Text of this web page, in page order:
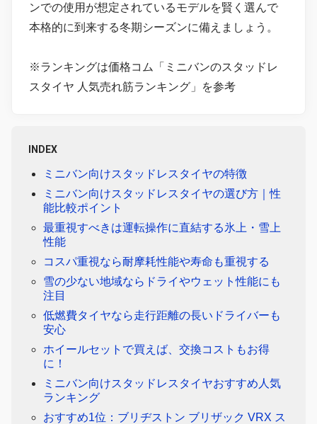
ンでの使用が想定されているモデルを賢く選んで
本格的に到来する冬期シーズンに備えましょう。
※ランキングは価格コム「ミニバンのスタッドレ
スタイヤ 人気売れ筋ランキング」を参考
INDEX
ミニバン向けスタッドレスタイヤの特徴
ミニバン向けスタッドレスタイヤの選び方｜性
能比較ポイント
最重視すべきは運転操作に直結する氷上・雪上
性能
コスパ重視なら耐摩耗性能や寿命も重視する
雪の少ない地域ならドライやウェット性能にも
注目
低燃費タイヤなら走行距離の長いドライバーも
安心
ホイールセットで買えば、交換コストもお得
に！
ミニバン向けスタッドレスタイヤおすすめ人気
ランキング
おすすめ1位：ブリヂストン ブリザック VRX ス